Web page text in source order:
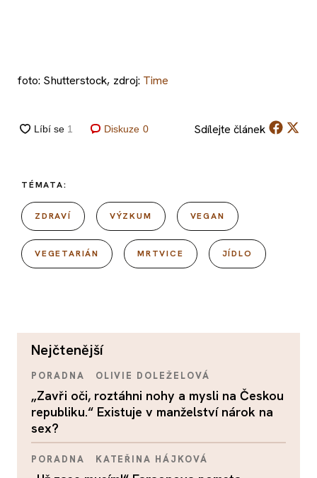
foto: Shutterstock, zdroj: Time
Diskuze 0 Sdílejte článek
TÉMATA:
ZDRAVÍ VÝZKUM VEGAN
VEGETARIÁN MRTVICE JÍDLO
nejčtenější
PORADNA OLIVIE DOLEŽELOVÁ
„Zavři oči, roztáhni nohy a mysli na Českou
republiku.“ Existuje v manželství nárok na
sex?
PORADNA KATEŘINA HÁJKOVÁ